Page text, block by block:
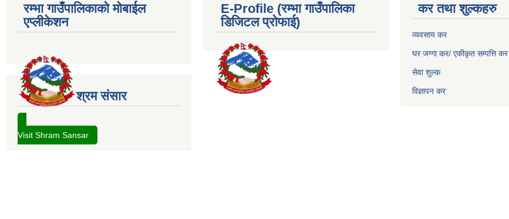
रम्भा गाउँपालिकाको मोबाईल
एप्लीकेशन
श्रम संसार
Visit Shram Sansar
E-Profile (रम्भा गाउँपालिका
डिजिटल प्रोफाई)
कर तथा शुल्कहरु
व्यवसाय कर
घर जग्गा कर/ एकीकृत सम्पत्ति कर
सेवा शुल्क
विज्ञापन कर